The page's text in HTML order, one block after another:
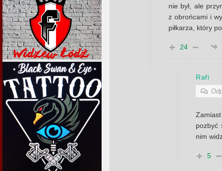
nie był, ale
z obrońcami i
piłkarza, który
24
Rafi
pozbyć
nim
5